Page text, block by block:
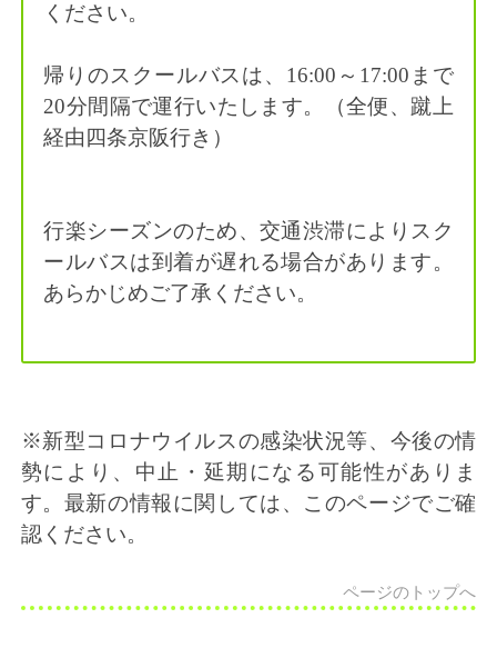
ください。
帰りのスクールバスは、16:00～17:00まで
20分間隔で運行いたします。（全便、蹴上
経由四条京阪行き）
行楽シーズンのため、交通渋滞によりスク
ールバスは到着が遅れる場合があります。
あらかじめご了承ください。
※新型コロナウイルスの感染状況等、今後の情
勢により、中止・延期になる可能性がありま
す。最新の情報に関しては、このページでご確
認ください。
ページのトップへ